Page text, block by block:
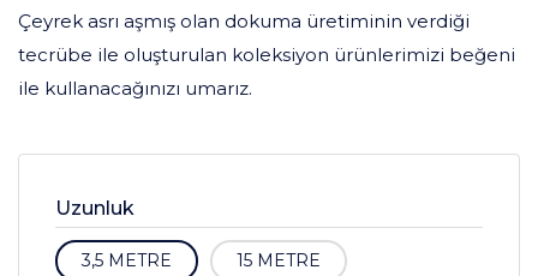
Çeyrek asrı aşmış olan dokuma üretiminin verdiği
tecrübe ile oluşturulan koleksiyon ürünlerimizi beğeni
ile kullanacağınızı umarız.
Uzunluk
3,5 METRE 15 METRE